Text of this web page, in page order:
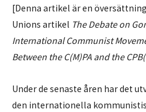
[Denna artikel är en
Unions artikel The Debate on
International Communist
Between the C(M)PA and the
Under de senaste åren har det
den internationella